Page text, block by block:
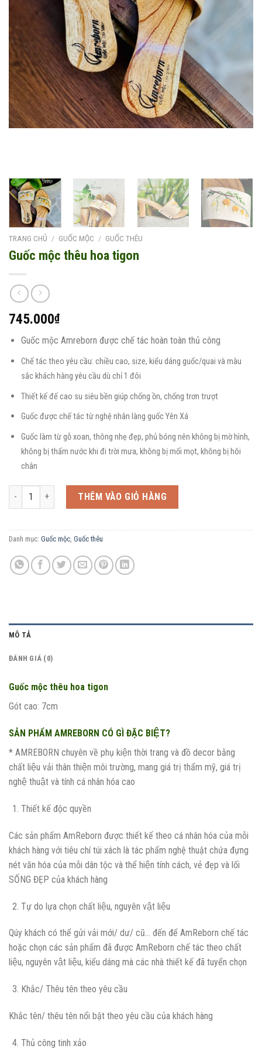
TRANG CHỦ / GUỐC MỘC / GUỐC THÊU
Guốc mộc thêu hoa tigon
745.000₫
Guốc mộc Amreborn được chế tác hoàn toàn thủ công
Chế tác theo yêu cầu: chiều cao, size, kiểu dáng guốc/quai và màu
sắc khách hàng yêu cầu dù chỉ 1 đôi
Thiết kế đế cao su siêu bền giúp chống ồn, chống trơn trượt
Guốc được chế tác từ nghệ nhân làng guốc Yên Xá
Guốc làm từ gỗ xoan, thông nhẹ đẹp, phủ bóng nên không bị mờ hình,
không bị thấm nước khi đi trời mưa, không bị mối mọt, không bị hôi
chân
Guốc mộc thêu hoa tigon số lượng
THÊM VÀO GIỎ HÀNG
Danh mục: Guốc mộc, Guốc thêu
MÔ TẢ
ĐÁNH GIÁ (0)
Guốc mộc thêu hoa tigon
Gót cao: 7cm
SẢN PHẨM AMREBORN CÓ GÌ ĐẶC BIỆT?
* AMREBORN chuyên về phụ kiện thời trang và đồ decor bằng
chất liệu vải thân thiện môi trường, mang giá trị thẩm mỹ, giá trị
nghệ thuật và tính cá nhân hóa cao
Thiết kế độc quyền
Các sản phẩm AmReborn được thiết kế theo cá nhân hóa của mỗi
khách hàng với tiêu chí túi xách là tác phẩm nghệ thuật chứa đựng
nét văn hóa của mỗi dân tộc và thể hiện tính cách, vẻ đẹp và lối
SỐNG ĐẸP của khách hàng
Tự do lựa chọn chất liệu, nguyên vật liệu
Qúy khách có thể gửi vải mới/ dư/ cũ… đến để AmReborn chế tác
hoặc chọn các sản phẩm đã được AmReborn chế tác theo chất
liệu, nguyên vật liệu, kiểu dáng mà các nhà thiết kế đã tuyển chọn
Khắc/ Thêu tên theo yêu cầu
Khắc tên/ thêu tên nổi bật theo yêu cầu của khách hàng
Thủ công tinh xảo